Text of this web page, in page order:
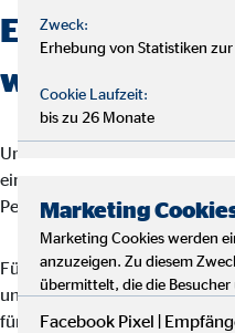
wir?
Um als Finanzberater bei uns
ein bestimmtes Raster passen.
Persönlichkeiten mit Ecken und
Für den Einstieg bei uns
unserer Ausbildung zum
für Ihren zukünftigen Job
Zweck:
Erhebung von Statistiken
Cookie Laufzeit:
bis zu 26 Monate
Marketing
Marketing Cookies werden
anzuzeigen. Zu diesem
übermittelt, die die
Facebook Pixel |